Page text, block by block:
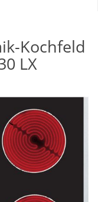
Kochfeld
LX